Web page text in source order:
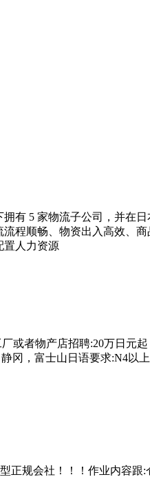
有 5 家物流子公司，并
程顺畅、物资出入高效、
置人力资源
或者物产店招聘:20万日
冈，富士山日语要求:N4以
正规会社！！！作业内容